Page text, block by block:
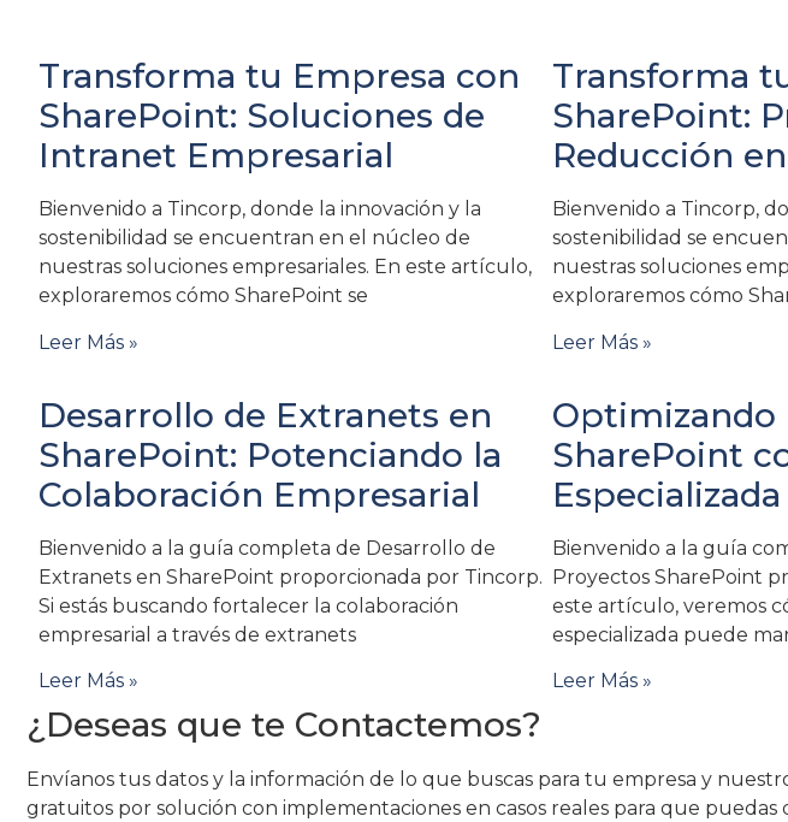
Transforma tu Empresa con
SharePoint: Soluciones de
Intranet Empresarial
Bienvenido a Tincorp, donde la innovación y la
sostenibilidad se encuentran en el núcleo de
nuestras soluciones empresariales. En este artículo,
exploraremos cómo SharePoint se
Leer Más »
Transforma
SharePoint:
Reducción
Bienvenido a Tincorp,
sostenibilidad se
nuestras soluciones
exploraremos cómo
Leer Más »
Desarrollo de Extranets en
SharePoint: Potenciando la
Colaboración Empresarial
Bienvenido a la guía completa de Desarrollo de
Extranets en SharePoint proporcionada por Tincorp.
Si estás buscando fortalecer la colaboración
empresarial a través de extranets
Leer Más »
Optimizando
SharePoint
Especializada
Bienvenido a la guía
Proyectos SharePoint
este artículo, veremos
especializada puede
Leer Más »
¿Deseas que te Contactemos?
Envíanos tus datos y la información de lo que buscas para tu empresa y
gratuitos por solución con implementaciones en casos reales para que